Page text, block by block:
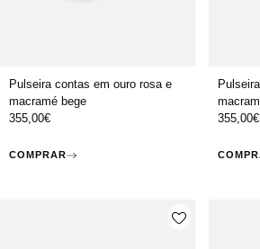
Pulseira contas em ouro rosa e
macramé bege
355,00€
COMPRAR
355,00€